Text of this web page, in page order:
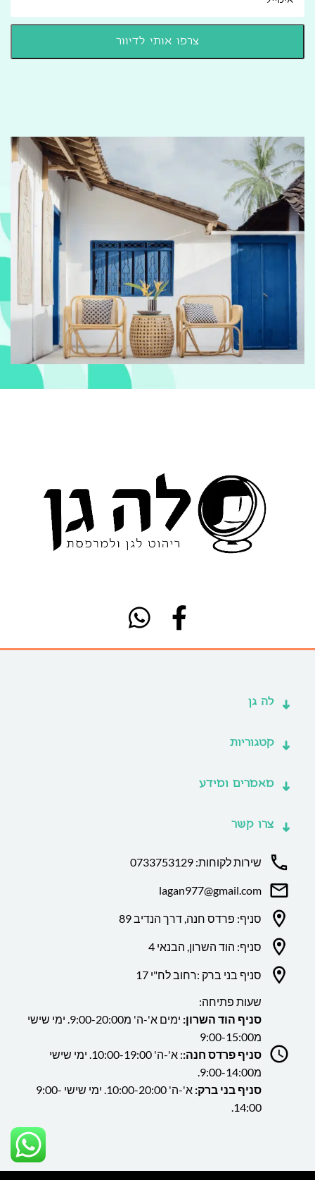
לה גן
קטגוריות
מאמרים ומידע
צרו קשר
שירות לקוחות: 0733753129
lagan977@gmail.com
סניף: פרדס חנה, דרך הנדיב 89
סניף: הוד השרון, הבנאי 4
סניף בני ברק :רחוב לח"י 17
שעות פתיחה:
סניף הוד השרון:
ימים א'-ה' מ9:00-20:00. ימי שישי
מ9:00-15:00
סניף פרדס חנה:
: א'-ה' 10:00-19:00. ימי שישי
מ9:00-14:00.
סניף בני ברק:
א'-ה' 10:00-20:00. ימי שישי 9:00-
14:00.